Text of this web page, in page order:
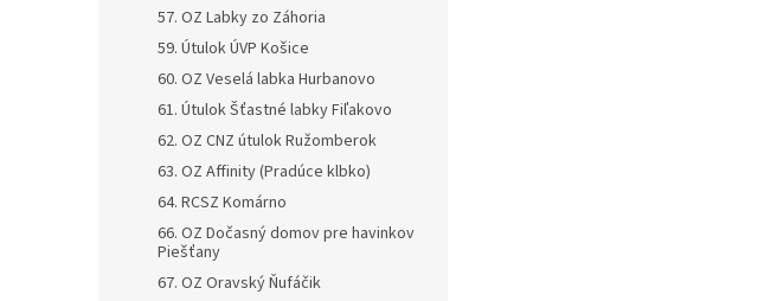
57. OZ Labky zo Záhoria
59. Útulok ÚVP Košice
60. OZ Veselá labka Hurbanovo
61. Útulok Šťastné labky Fiľakovo
62. OZ CNZ útulok Ružomberok
63. OZ Affinity (Pradúce klbko)
64. RCSZ Komárno
66. OZ Dočasný domov pre havinkov
Piešťany
67. OZ Oravský Ňufáčik